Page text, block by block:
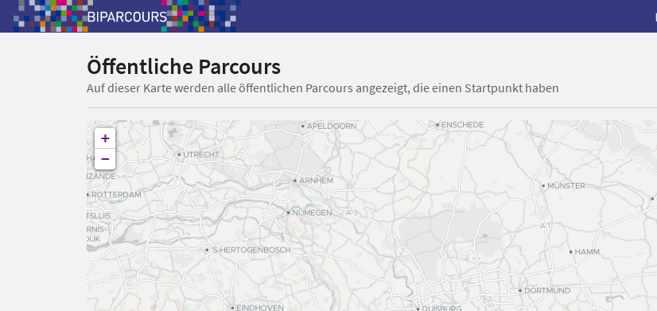
Öffentliche Parcours
Auf dieser Karte werden alle öffentlichen Parcours angezeigt, die einen Startpunkt haben
+
−